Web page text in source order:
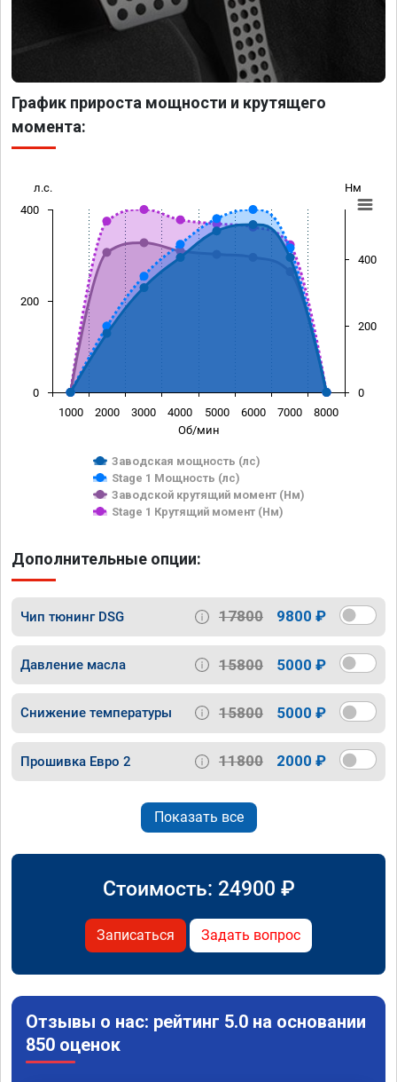
График прироста мощности и крутящего
момента:
Об/мин
л.с. Нм
Заводская мощность (лс)
Stage 1 Мощность (лс)
Заводской крутящий момент (Нм)
Stage 1 Крутящий момент (Нм)
1000 2000 3000 4000 5000 6000 7000 8000
0
200
400
0
200
400
Дополнительные опции:
Чип тюнинг DSG 17800 9800 ₽
Давление масла 15800 5000 ₽
Снижение температуры 15800 5000 ₽
Прошивка Евро 2 11800 2000 ₽
Показать все
Стоимость: 24900 ₽
Записаться Задать вопрос
Отзывы о нас: рейтинг 5.0 на основании
850 оценок